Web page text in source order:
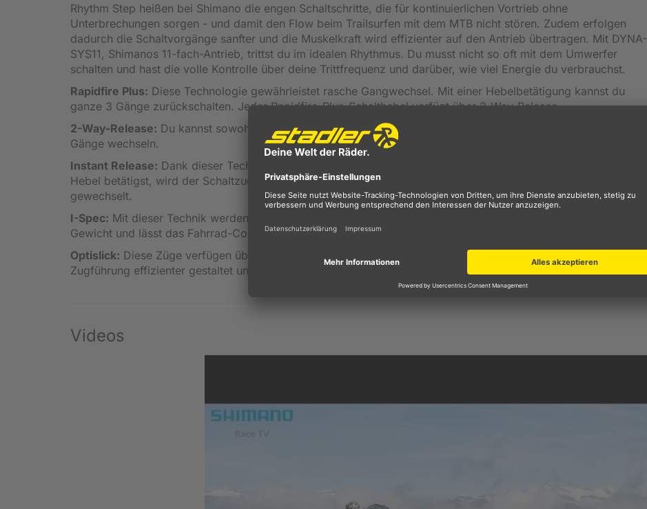
Rhythm Step heißen bei Shimano die engen Schaltschritte, die für kontinuierlichen Vortrieb ohne
Unterbrechungen sorgen - und damit den Flow beim Trailsurfen mit dem MTB nicht stören. Zudem erfolgen
dadurch die Schaltvorgänge sanfter und die Muskelkraft wird effizienter auf den Antrieb übertragen. Mit DYNA-
SYS11, Shimanos 11-fach-Antrieb, trittst du im idealen Rhythmus. Du musst nicht so oft mit dem Umwerfer
schalten und hast die volle Kontrolle über deine Trittfrequenz und darüber, wie viel Energie du verbrauchst.
Rapidfire Plus: Diese Technologie gewährleistet rasche Gangwechsel. Mit einer Hebelbetätigung kannst du
ganze 3 Gänge zurückschalten. Jeder Rapidfire-Plus-Schalthebel verfügt über 2-Way-Release.
2-Way-Release: Du kannst sowohl durch einen Zug via Zeigefinger als auch durch einen Druck per Daumen die
Gänge wechseln.
Instant Release: Dank dieser Technologie ist der 2-stufige Klick- sowie Freigabeablauf passé. Wenn du den
Hebel betätigst, wird der Schaltzug augenblicklich freigegeben. Dadurch wird der Gang so rasch wie möglich
gewechselt.
I-Spec: Mit dieser Technik werden Schalthebel und Bremshebel an derselben Schelle montiert. Das spart
Gewicht und lässt das Fahrrad-Cockpit cleaner aussehen.
Optislick: Diese Züge verfügen über eine sehr dünne, uniforme galvanische Schicht, durch die sich die
Zugführung effizienter gestaltet und der Korrosion vorgebeugt wird.
Videos